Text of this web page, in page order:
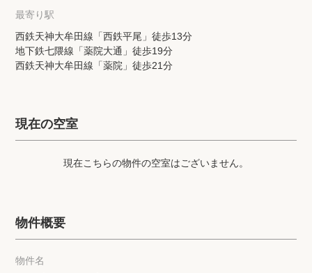
各種お問い合わせ
高級賃貸物件コラム modern classについて
プライバシーポリシー
最寄り駅
西鉄天神大牟田線「西鉄平尾」徒歩13分
地下鉄七隈線「薬院大通」徒歩19分
西鉄天神大牟田線「薬院」徒歩21分
現在の空室
現在こちらの物件の空室はございません。
物件概要
物件名